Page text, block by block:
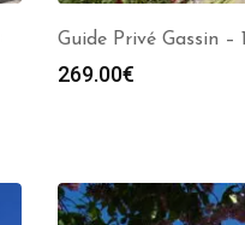
Guide Privé Gassin –
269.00€